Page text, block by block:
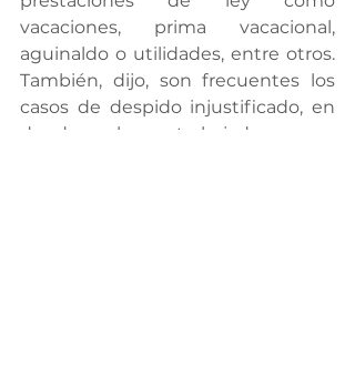
vacaciones, prima vacacional,
aguinaldo o utilidades, entre otros.
También, dijo, son frecuentes los
casos de despido injustificado, en
donde las trabajadoras o